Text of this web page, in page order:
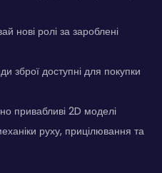
нові ролі за зароблені
зброї доступні для покупки
привабливі 2D моделі
руху, прицілювання та